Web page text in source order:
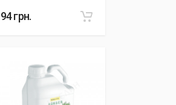
94грн.